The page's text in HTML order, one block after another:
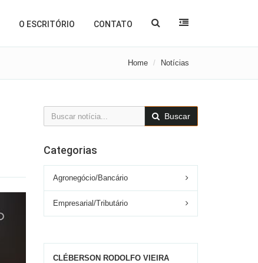
O ESCRITÓRIO CONTATO
Home Notícias
Buscar
Categorias
Agronegócio/Bancário
Empresarial/Tributário
CLÉBERSON RODOLFO VIEIRA